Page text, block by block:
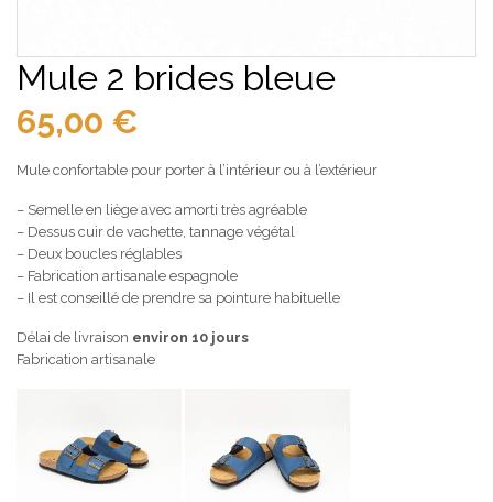
Mule 2 brides bleue
65,00 €
Mule confortable pour porter à l’intérieur ou à l’extérieur
– Semelle en liège avec amorti très agréable
– Dessus cuir de vachette, tannage végétal
– Deux boucles réglables
– Fabrication artisanale espagnole
– Il est conseillé de prendre sa pointure habituelle
Délai de livraison environ 10 jours
Fabrication artisanale